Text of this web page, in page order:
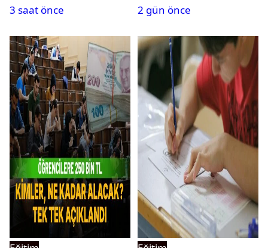
alınacak
3 saat önce
başladı
2 gün önce